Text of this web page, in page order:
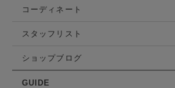
コーディネート
スタッフリスト
ショップブログ
GUIDE